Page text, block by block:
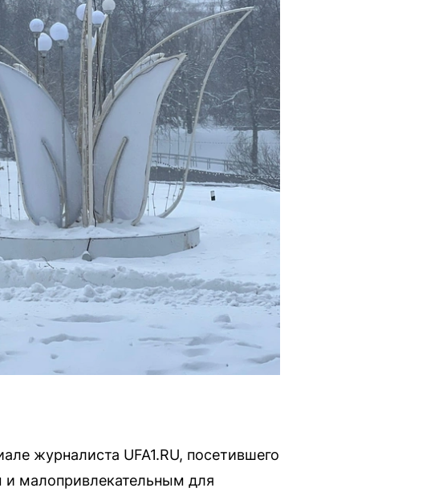
журналиста UFA1.RU, посетившего
и малопривлекательным для